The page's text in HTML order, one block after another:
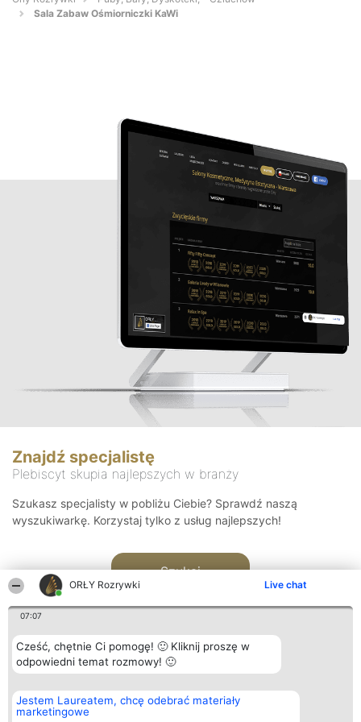
ORŁY Rozrywki Live chat
07:07
Cześć, chętnie Ci pomogę! 🙂 Kliknij proszę w
odpowiedni temat rozmowy! 🙂
Jestem Laureatem, chcę odebrać materiały
marketingowe
Sala Zabaw Ośmiorniczki KaWi
Znajdź specjalistę
Plebiscyt skupia najlepszych w branży
Szukasz specjalisty w pobliżu Ciebie? Sprawdź naszą
wyszukiwarkę. Korzystaj tylko z usług najlepszych!
Szukaj
Organizator plebiscytu
Bright Side Solutions sp. z o.
o. sp. k.
Plebiscyt
Laureaci
Kontakt
Kontakt